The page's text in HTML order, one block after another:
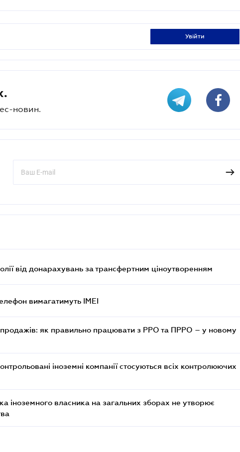
увійти
новин.
від донарахувань за трансфертним ціноутворенням
вимагатимуть IMEI
продажів: як правильно працювати з РРО та ПРРО – у новому
іноземні компанії стосуються всіх контролюючих
іноземного власника на загальних зборах не утворює